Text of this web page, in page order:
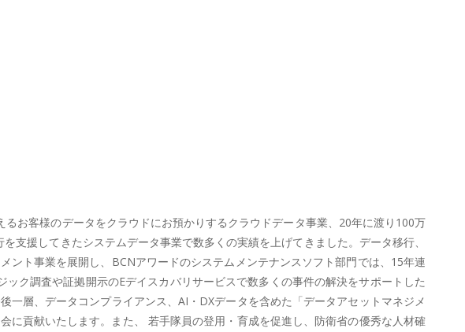
お客様のデータをクラウドにお預かりするクラウドデータ事業、20年に渡り100万
援してきたシステムデータ事業で数多くの実績を上げてきました。データ移行、
ト事業を展開し、BCNアワードのシステムメンテナンスソフト部門では、15年連
ク調査や証拠開示のEデイスカバリサービスで数多くの事件の解決をサポートした
層、データコンプライアンス、AI・DXデータを含めた「データアセットマネジメ
貢献いたします。また、 若手隊員の登用・育成を促進し、防衛省の優秀な人材確